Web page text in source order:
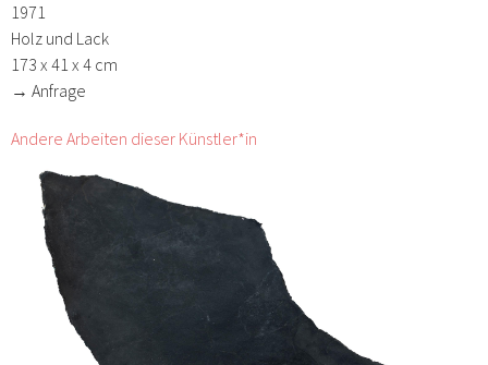
1971
Holz und Lack
173 x 41 x 4 cm
→ Anfrage
Andere Arbeiten dieser Künstler*in